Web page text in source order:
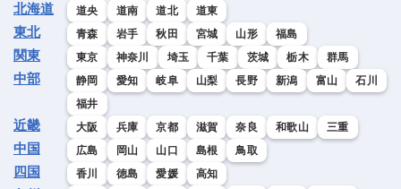
北海道 道央 道南 道北 道東
東北 青森 岩手 秋田 宮城 山形 福島
関東 東京 神奈川 埼玉 千葉 茨城 栃木 群馬
中部 静岡 愛知 岐阜 山梨 長野 新潟 富山
石川
福井
近畿 大阪 兵庫 京都 滋賀 奈良 和歌山 三重
中国 広島 岡山 山口 島根 鳥取
四国 香川 徳島 愛媛 高知